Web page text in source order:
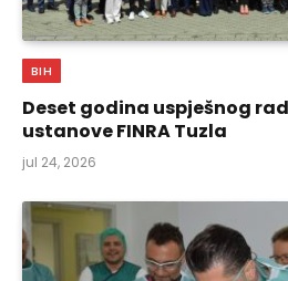
BIH
Deset godina uspješnog
ustanove FINRA Tuzla
jul 24, 2026